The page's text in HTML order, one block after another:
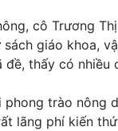
cô Trương
giáo khoa,
thấy có
phong trào nông
lãng phí kiến